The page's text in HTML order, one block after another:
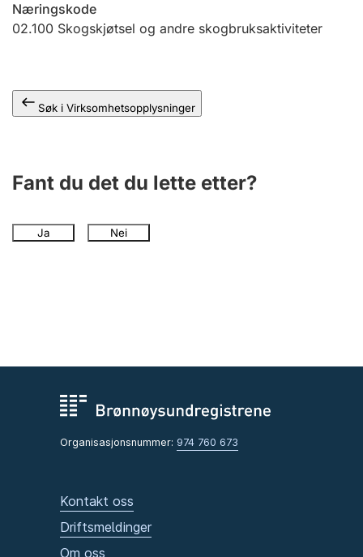
Offentlig sektor
Næringskode
02.100 Skogskjøtsel og andre skogbruksaktiviteter
Søk i Virksomhetsopplysninger
Fant du det du lette etter?
Ja Nei
Organisasjonsnummer: 974 760 673
Kontakt oss
Driftsmeldinger
Om oss